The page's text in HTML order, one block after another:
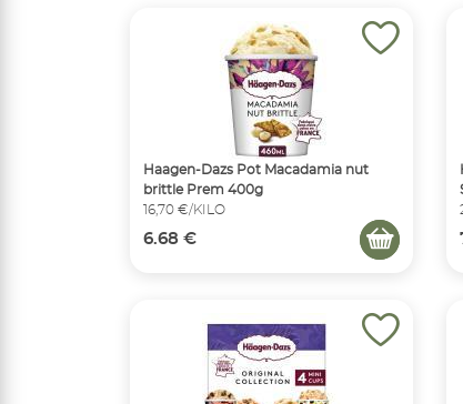
Haagen-Dazs Pot Macadamia nut
brittle Prem 400g
16,70 €/KILO
6.68 €